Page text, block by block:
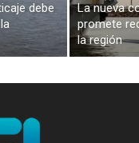
debe
La nueva
promete
la región